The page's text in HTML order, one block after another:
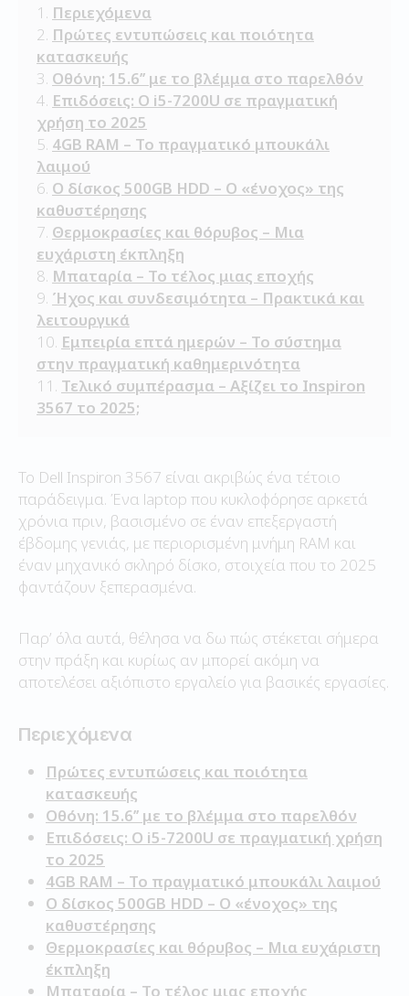
Περιεχόμενα
Πρώτες εντυπώσεις και ποιότητα
κατασκευής
Οθόνη: 15.6’’ με το βλέμμα στο παρελθόν
Επιδόσεις: Ο i5-7200U σε πραγματική
χρήση το 2025
4GB RAM – Το πραγματικό μπουκάλι
λαιμού
Ο δίσκος 500GB HDD – Ο «ένοχος» της
καθυστέρησης
Θερμοκρασίες και θόρυβος – Μια
ευχάριστη έκπληξη
Μπαταρία – Το τέλος μιας εποχής
Ήχος και συνδεσιμότητα – Πρακτικά και
λειτουργικά
Εμπειρία επτά ημερών – Το σύστημα
στην πραγματική καθημερινότητα
Τελικό συμπέρασμα – Αξίζει το Inspiron
3567 το 2025;
Το Dell Inspiron 3567 είναι ακριβώς ένα τέτοιο
παράδειγμα. Ένα laptop που κυκλοφόρησε αρκετά
χρόνια πριν, βασισμένο σε έναν επεξεργαστή
έβδομης γενιάς, με περιορισμένη μνήμη RAM και
έναν μηχανικό σκληρό δίσκο, στοιχεία που το 2025
φαντάζουν ξεπερασμένα.
Παρ’ όλα αυτά, θέλησα να δω πώς στέκεται σήμερα
στην πράξη και κυρίως αν μπορεί ακόμη να
αποτελέσει αξιόπιστο εργαλείο για βασικές εργασίες.
Περιεχόμενα
Πρώτες εντυπώσεις και ποιότητα
κατασκευής
Οθόνη: 15.6’’ με το βλέμμα στο παρελθόν
Επιδόσεις: Ο i5-7200U σε πραγματική χρήση
το 2025
4GB RAM – Το πραγματικό μπουκάλι λαιμού
Ο δίσκος 500GB HDD – Ο «ένοχος» της
καθυστέρησης
Θερμοκρασίες και θόρυβος – Μια ευχάριστη
έκπληξη
Μπαταρία – Το τέλος μιας εποχής